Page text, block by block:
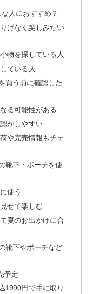
人におすすめ？
げなく楽しみたい
物を探している人
ている人
買う前に確認した
る可能性がある
がしやすい
や完売情報もチェ
靴下・ポーチを使
使う
せて楽しむ
夏のお出かけに合
靴下やポーチなど
予定
1990円で手に取り